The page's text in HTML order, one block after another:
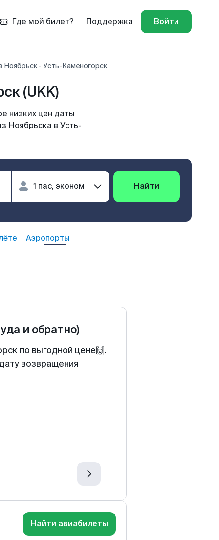
Где мой билет? Поддержка Войти
Ноябрьск - Усть-Каменогорск
(UKK)
низких цен даты
Ноябрьска в Усть-
Найти
Аэропорты
и обратно)
по выгодной цене🙌.
возвращения
Найти авиабилеты